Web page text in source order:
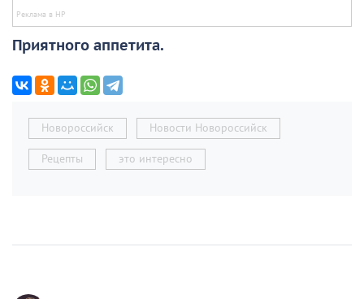
Приятного аппетита.
Новороссийск Новости Новороссийск
Рецепты это интересно